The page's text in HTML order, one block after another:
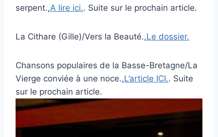
serpent.,A lire ici.. Suite sur le prochain article.
La Cithare (Gille)/Vers la Beauté.,Le dossier.
Chansons populaires de la Basse-Bretagne/La
Vierge conviée à une noce.,L’article ICI.. Suite
sur le prochain article.